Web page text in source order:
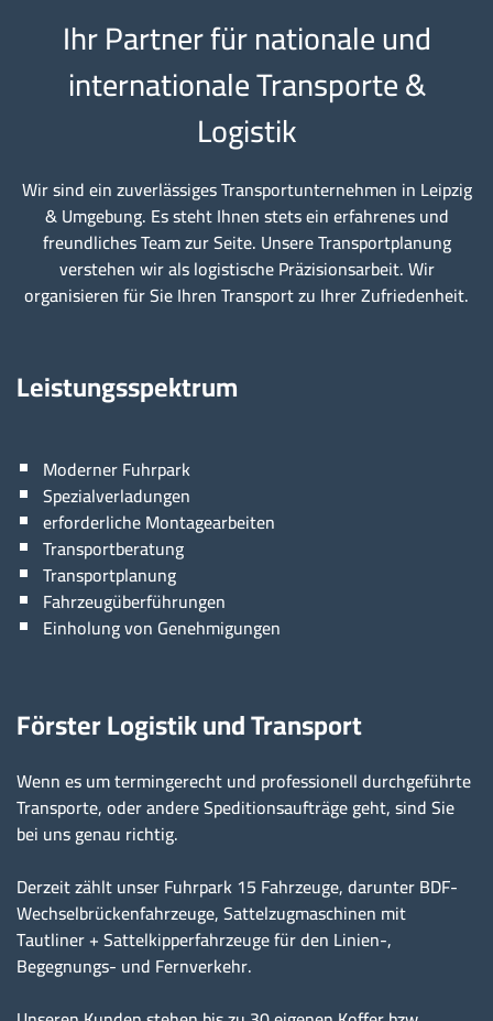
Ihr Partner für nationale und
internationale Transporte &
Logistik
Wir sind ein zuverlässiges Transportunternehmen in Leipzig
& Umgebung. Es steht Ihnen stets ein erfahrenes und
freundliches Team zur Seite. Unsere Transportplanung
verstehen wir als logistische Präzisionsarbeit. Wir
organisieren für Sie Ihren Transport zu Ihrer Zufriedenheit.
Leistungsspektrum
Moderner Fuhrpark
Spezialverladungen
erforderliche Montagearbeiten
Transportberatung
Transportplanung
Fahrzeugüberführungen
Einholung von Genehmigungen
Förster Logistik und Transport
Wenn es um termingerecht und professionell durchgeführte
Transporte, oder andere Speditionsaufträge geht, sind Sie
bei uns genau richtig.
Derzeit zählt unser Fuhrpark 15 Fahrzeuge, darunter BDF-
Wechselbrückenfahrzeuge, Sattelzugmaschinen mit
Tautliner + Sattelkipperfahrzeuge für den Linien-,
Begegnungs- und Fernverkehr.